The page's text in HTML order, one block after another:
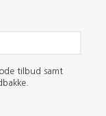
tilbud samt